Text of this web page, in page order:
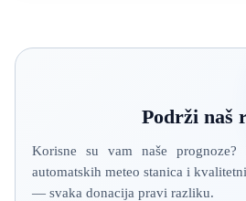
Podrži naš
Korisne su vam naše prognoze?
automatskih meteo stanica i
— svaka donacija pravi razliku.